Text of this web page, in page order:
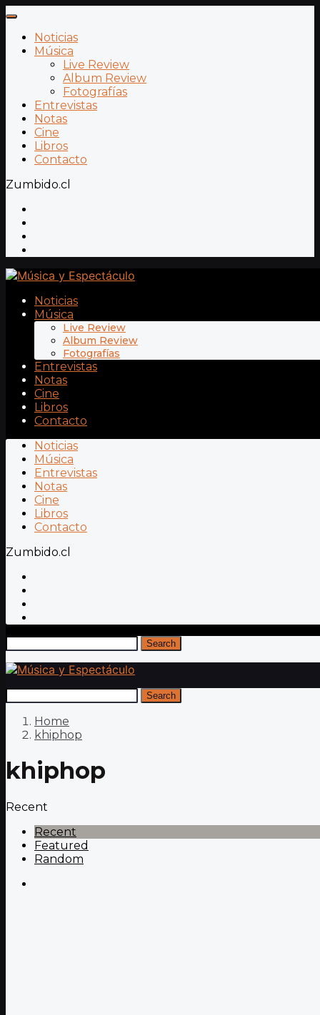
Noticias
Música
Live Review
Album Review
Fotografías
Entrevistas
Notas
Cine
Libros
Contacto
Zumbido.cl
Noticias
Música
Live Review
Album Review
Fotografías
Entrevistas
Notas
Cine
Libros
Contacto
Noticias
Música
Entrevistas
Notas
Cine
Libros
Contacto
Zumbido.cl
Search
Search
Home
khiphop
khiphop
Recent
Recent
Featured
Random